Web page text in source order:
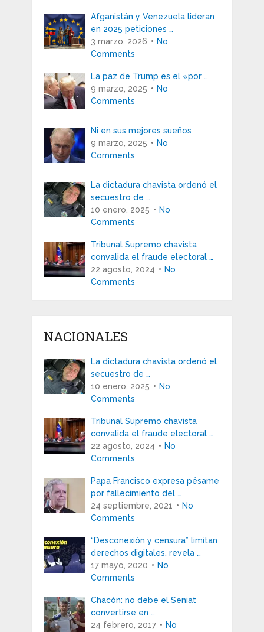
Afganistán y Venezuela lideran
en 2025 peticiones …
3 marzo, 2026
No
Comments
La paz de Trump es el «por …
9 marzo, 2025
No
Comments
Ni en sus mejores sueños
9 marzo, 2025
No
Comments
La dictadura chavista ordenó el
secuestro de …
10 enero, 2025
No
Comments
Tribunal Supremo chavista
convalida el fraude electoral …
22 agosto, 2024
No
Comments
NACIONALES
La dictadura chavista ordenó el
secuestro de …
10 enero, 2025
No
Comments
Tribunal Supremo chavista
convalida el fraude electoral …
22 agosto, 2024
No
Comments
Papa Francisco expresa pésame
por fallecimiento del …
24 septiembre, 2021
No
Comments
“Desconexión y censura” limitan
derechos digitales, revela …
17 mayo, 2020
No
Comments
Chacón: no debe el Seniat
convertirse en …
24 febrero, 2017
No